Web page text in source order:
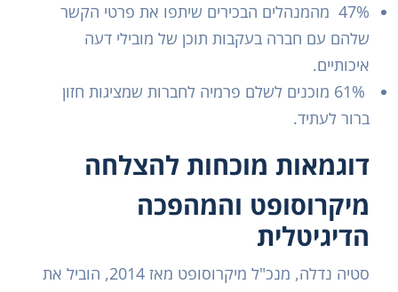
47% מהמנהלים הבכירים שיתפו את פרטי הקשר
שלהם עם חברה בעקבות תוכן של מובילי דעה
איכותיים.
61% מוכנים לשלם פרמיה לחברות שמציגות חזון
ברור לעתיד.
דוגמאות מוכחות להצלחה
מיקרוסופט והמהפכה
הדיגיטלית
סטיה נדלה, מנכ"ל מיקרוסופט מאז 2014, הוביל את